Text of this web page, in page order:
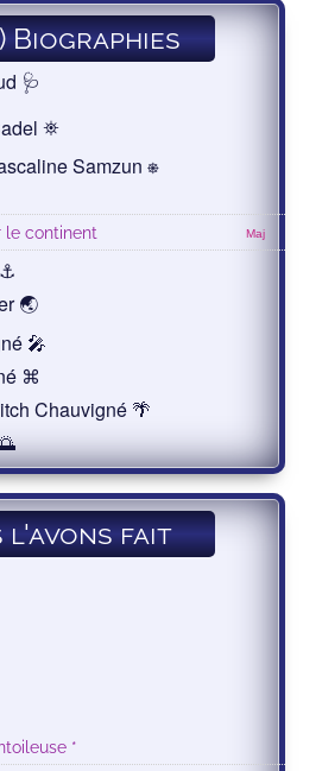
Biographies
🩺
⛯
Samzun ⎈
Maj
le continent
🌏
🎤
⌘
Chauvigné 🌴
l'avons fait
*